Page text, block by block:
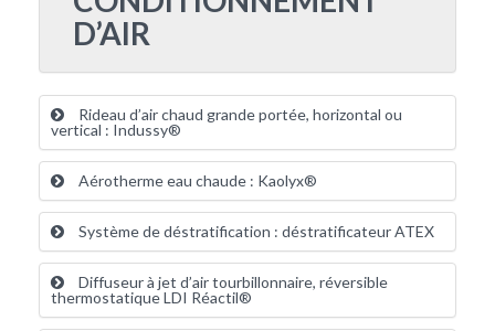
D’AIR
Rideau d’air chaud grande portée, horizontal ou
vertical : Indussy®
Aérotherme eau chaude : Kaolyx®
Système de déstratification : déstratificateur ATEX
Diffuseur à jet d’air tourbillonnaire, réversible
thermostatique LDI Réactil®